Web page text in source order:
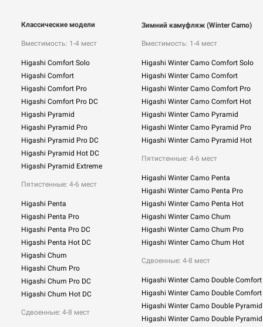
Классические модели
Вместимость: 1-4 мест
Higashi Comfort Solo
Higashi Comfort
Higashi Comfort Pro
Higashi Comfort Pro DC
Higashi Pyramid
Higashi Pyramid Pro
Higashi Pyramid Pro DC
Higashi Pyramid Hot DC
Higashi Pyramid Extreme
Пятистенные: 4-6 мест
Higashi Penta
Higashi Penta Pro
Higashi Penta Pro DC
Higashi Penta Hot DC
Higashi Chum
Higashi Chum Pro
Higashi Chum Pro DC
Higashi Chum Hot DC
Сдвоенные: 4-8 мест
Зимний камуфляж (Winter Camo)
Вместимость: 1-4 мест
Higashi Winter Camo Comfort Solo
Higashi Winter Camo Comfort
Higashi Winter Camo Comfort Pro
Higashi Winter Camo Comfort Hot
Higashi Winter Camo Pyramid
Higashi Winter Camo Pyramid Pro
Higashi Winter Camo Pyramid Hot
Пятистенные: 4-6 мест
Higashi Winter Camo Penta
Higashi Winter Camo Penta Pro
Higashi Winter Camo Penta Hot
Higashi Winter Camo Chum
Higashi Winter Camo Chum Pro
Higashi Winter Camo Chum Hot
Сдвоенные: 4-8 мест
Higashi Winter Camo Double Comfort
Higashi Winter Camo Double
Higashi Winter Camo Double Pyramid
Higashi Winter Camo Double